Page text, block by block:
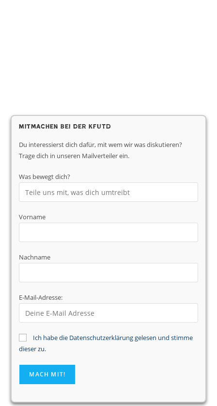
Mitmachen bei der KfUTD
Du interessierst dich dafür, mit wem wir was diskutieren?
Trage dich in unseren Mailverteiler ein.
Was bewegt dich?
Vorname
Nachname
E-Mail-Adresse:
Ich habe die Datenschutzerklärung gelesen und stimme
dieser zu.